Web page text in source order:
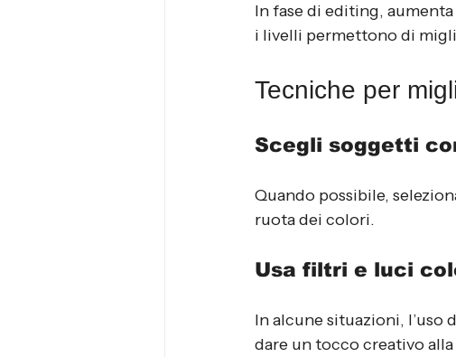
In fase di editing,
i livelli permettono di
Tecniche per
Scegli soggetti
Quando possibile,
ruota dei colori.
Usa filtri e luci
In alcune situazioni,
dare un tocco creativo